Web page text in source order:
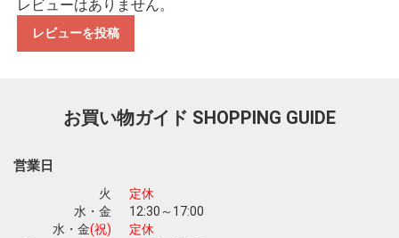
レビューはありません。
レビューを投稿
お買い物ガイド SHOPPING GUIDE
営業日
火
定休
水・金
12:30～17:00
水・金(祝)
定休